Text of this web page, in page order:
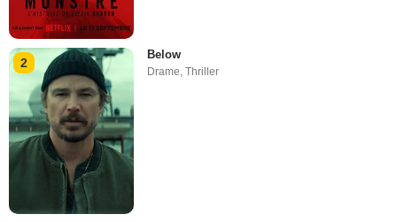
2
Below
Drame,Thriller